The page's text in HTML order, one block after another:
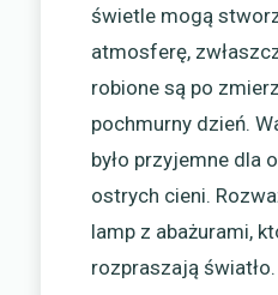
świetle mogą
atmosferę,
robione są po
pochmurny dzień.
było przyjemne dla
ostrych cieni.
lamp z abażurami,
rozpraszają światło.